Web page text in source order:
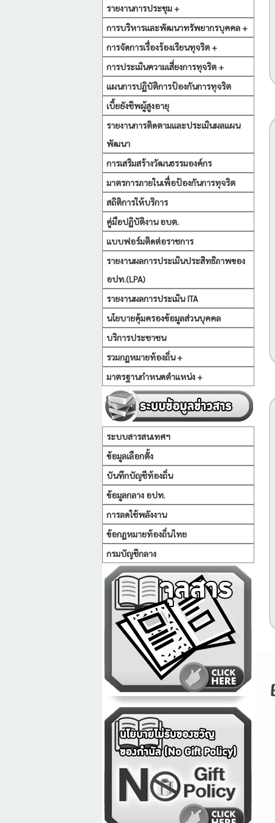
รายงานการประชุม +
การบริหารและพัฒนาทรัพยากรบุคคล +
การจัดการเรื่องร้องเรียนทุจริต +
การประเมินความเสี่ยงการทุจริต +
แผนการปฏิบัติการป้องกันการทุจริต
เบี้ยยังชีพผู้สูงอายุ
รายงานการติดตามและประเมินผลแผน
พัฒนา
การเสริมสร้างวัฒนธรรมองค์กร
มาตรการภายในเพื่อป้องกันการทุจริต
สถิติการให้บริการ
คู่มือปฏิบัติงาน อบต.
แบบฟอร์มติดต่อราชการ
รายงานผลการประเมินประสิทธิภาพของ
อปท.(LPA)
รายงานผลการประเมิน ITA
นโยบายคุ้มครองข้อมูลส่วนบุคคล
บริการประชาชน
รวมกฏหมายท้องถิ่น +
มาตรฐานกำหนดตำแหน่ง +
ระบบสารสนเทศฯ
ข้อมูลเลือกตั้ง
บันทึกบัญชีท้องถิ่น
ข้อมูลกลาง อปท.
การลดใช้พลังงาน
ข้อกฏหมายท้องถิ่นไทย
กรมบัญชีกลาง